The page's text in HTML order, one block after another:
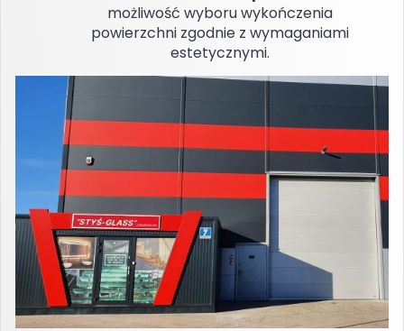
możliwość wyboru wykończenia
powierzchni zgodnie z wymaganiami
estetycznymi.